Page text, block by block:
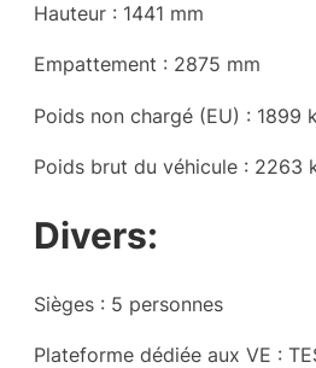
Hauteur : 1441 mm
Empattement : 2875 mm
Poids non chargé (EU) : 1899
Poids brut du véhicule : 2263
Divers:
Sièges : 5 personnes
Plateforme dédiée aux VE :